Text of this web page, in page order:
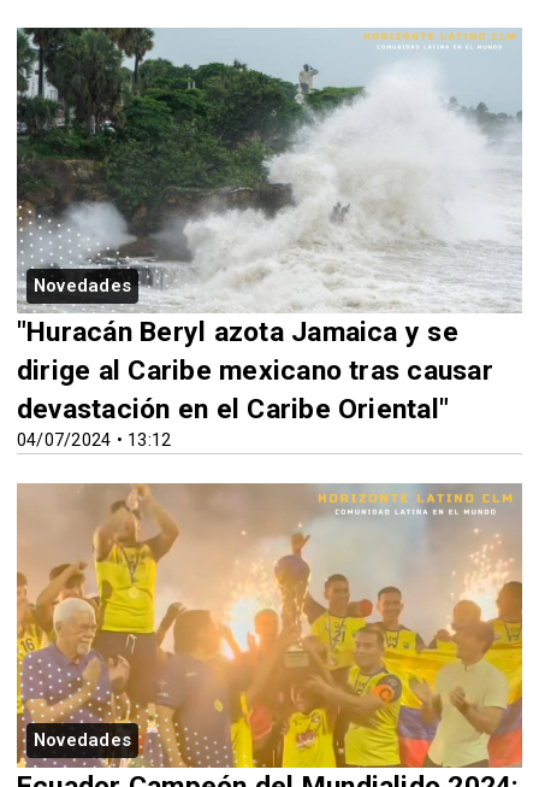
Novedades
04/07/2024 • 13:12
"Huracán Beryl azota Jamaica y se
dirige al Caribe mexicano tras causar
devastación en el Caribe Oriental"
Novedades